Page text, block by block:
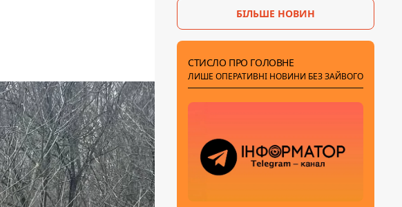
БІЛЬШЕ НОВИН
СТИСЛО ПРО ГОЛОВНЕ
ЛИШЕ ОПЕРАТИВНІ НОВИНИ БЕЗ ЗАЙВОГО